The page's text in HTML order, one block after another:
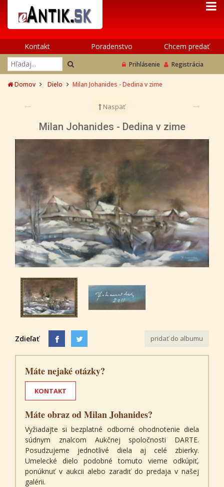
Kontakt Poradenstvo Chcem predať
Prihlásenie Registrácia
Domov Dielo Milan Johanides - Dedina v zime
Naspäť
Milan Johanides - Dedina v zime
Zdieľať pridať do albumu
Máte nejaké otázky?
KONTAKT
Máte obraz od Milan Johanides?
Vyžiadajte si bezplatné odborné ohodnotenie diela
súdnym znalcom Aukčnej spoločnosti DARTE.
Posudzujeme jednotlivé diela aj celé zbierky.
Umelecké dielo podobné tomuto vieme odkúpiť,
ponúknuť v aukcii alebo zaradiť do predaja v našej
galérii.